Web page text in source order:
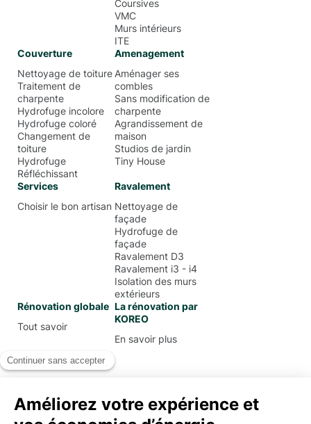
Coursives
VMC
Murs intérieurs
ITE
Couverture
Nettoyage de toiture
Traitement de
charpente
Hydrofuge incolore
Hydrofuge coloré
Changement de
toiture
Hydrofuge
Réfléchissant
Amenagement
Aménager ses
combles
Sans modification de
charpente
Agrandissement de
maison
Studios de jardin
Tiny House
Services
Choisir le bon artisan
Ravalement
Nettoyage de
façade
Hydrofuge de
façade
Ravalement D3
Ravalement i3 - i4
Isolation des murs
extérieurs
Rénovation globale
Tout savoir
La rénovation par
KOREO
En savoir plus
Mentions Légales
Conditions Générales d’Utilisation
Politique de confidentialité